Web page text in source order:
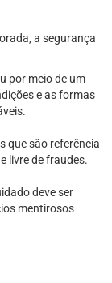
a segurança
por meio de um
e as formas
que são referência
livre de fraudes.
deve ser
mentirosos